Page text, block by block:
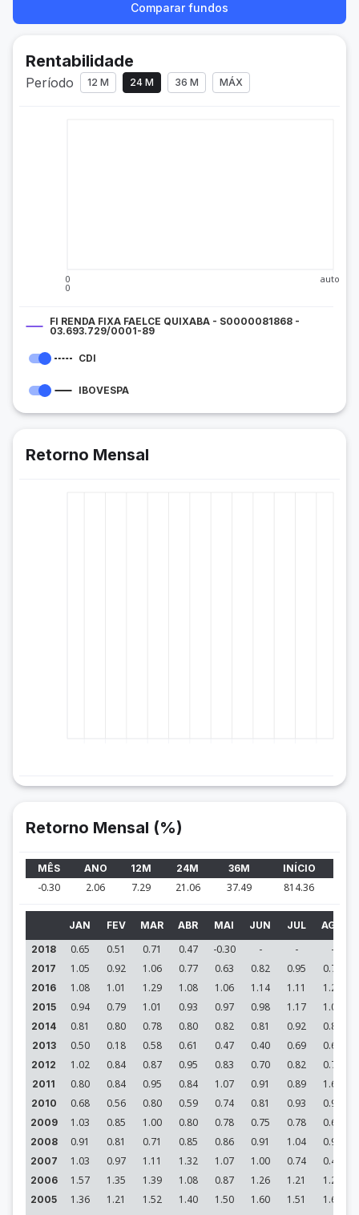
Comparar fundos
Rentabilidade
Período 12 M 24 M 36 M MÁX
0
0
auto
FI RENDA FIXA FAELCE QUIXABA - S0000081868 -
03.693.729/0001-89
CDI
IBOVESPA
Retorno Mensal
Retorno Mensal (%)
MÊS ANO 12M 24M 36M INÍCIO
-0.30 2.06 7.29 21.06 37.49 814.36
JAN FEV MAR ABR MAI JUN JUL AGO
2018
0.65 0.51 0.71 0.47 -0.30 - - -
2017 1.05 0.92 1.06 0.77 0.63 0.82 0.95 0.79
2016 1.08 1.01 1.29 1.08 1.06 1.14 1.11 1.20
2015 0.94 0.79 1.01 0.93 0.97 0.98 1.17 1.03
2014 0.81 0.80 0.78 0.80 0.82 0.81 0.92 0.85
2013 0.50 0.18 0.58 0.61 0.47 0.40 0.69 0.66
2012 1.02 0.84 0.87 0.95 0.83 0.70 0.82 0.70
2011 0.80 0.84 0.95 0.84 1.07 0.91 0.89 1.61
2010 0.68 0.56 0.80 0.59 0.74 0.81 0.93 0.91
2009 1.03 0.85 1.00 0.80 0.78 0.75 0.78 0.65
2008 0.91 0.81 0.71 0.85 0.86 0.91 1.04 0.96
2007 1.03 0.97 1.11 1.32 1.07 1.00 0.74 0.40
2006 1.57 1.35 1.39 1.08 0.87 1.26 1.21 1.29
2005 1.36 1.21 1.52 1.40 1.50 1.60 1.51 1.63